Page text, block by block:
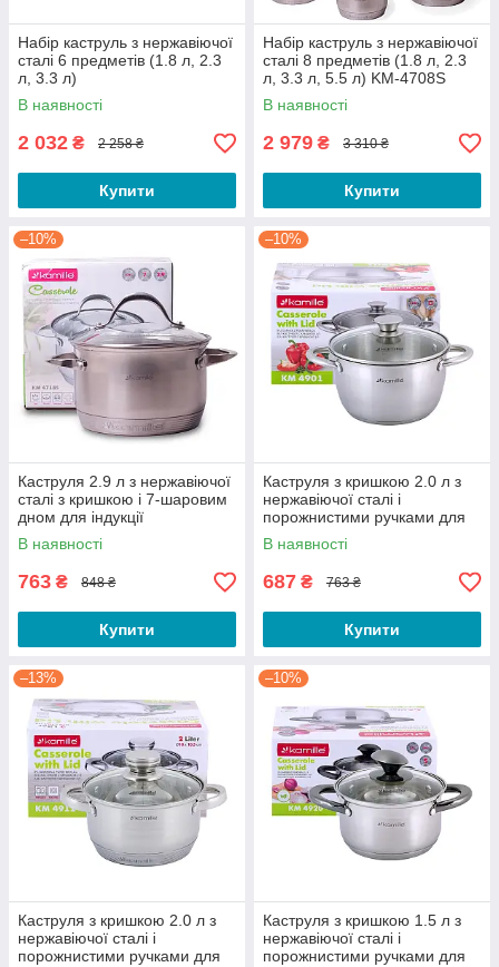
Набір каструль з нержавіючої
сталі 6 предметів (1.8 л, 2.3
л, 3.3 л)
В наявності
2 032 ₴ 2 258 ₴
Купити
Набір каструль з нержавіючої
сталі 8 предметів (1.8 л, 2.3
л, 3.3 л, 5.5 л) KM-4708S
В наявності
2 979 ₴ 3 310 ₴
Купити
–10%
Каструля 2.9 л з нержавіючої
сталі з кришкою і 7-шаровим
дном для індукції
В наявності
763 ₴ 848 ₴
Купити
–10%
Каструля з кришкою 2.0 л з
нержавіючої сталі і
порожнистими ручками для
індукції і газу KM-4901
В наявності
687 ₴ 763 ₴
Купити
–13%
Каструля з кришкою 2.0 л з
нержавіючої сталі і
порожнистими ручками для
–10%
Каструля з кришкою 1.5 л з
нержавіючої сталі і
порожнистими ручками для